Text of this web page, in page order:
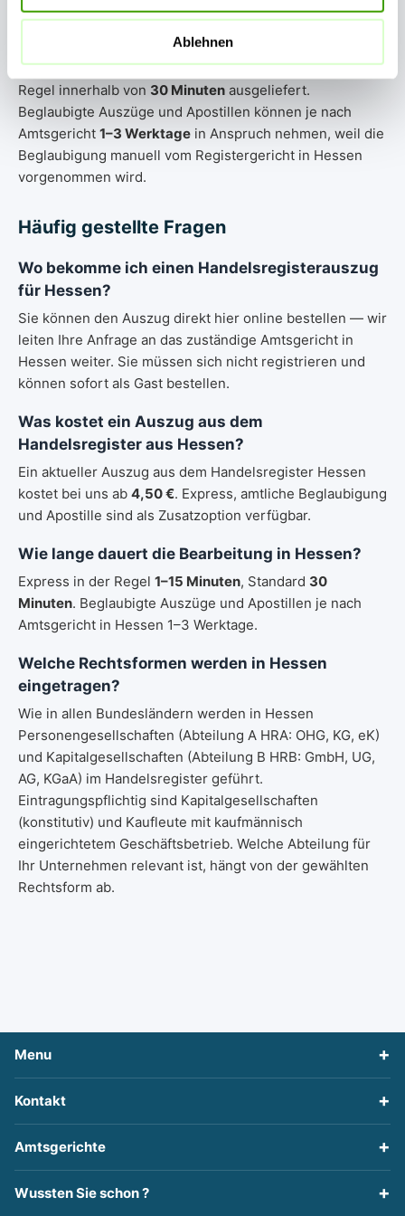
Ablehnen
Express-Bestellungen für Hessen werden in der Regel
1–15 Minutenbearbeitet und per E-Mail als
PDF zugestellt. Standard-Bestellungen werden in der
Regel innerhalb von 30 Minuten ausgeliefert.
Beglaubigte Auszüge und Apostillen können je nach
Amtsgericht 1–3 Werktage in Anspruch nehmen, weil die
Beglaubigung manuell vom Registergericht in Hessen
vorgenommen wird.
Häufig gestellte Fragen
Wo bekomme ich einen Handelsregisterauszug
für Hessen?
Sie können den Auszug direkt hier online bestellen — wir
leiten Ihre Anfrage an das zuständige Amtsgericht in
Hessen weiter. Sie müssen sich nicht registrieren und
können sofort als Gast bestellen.
Was kostet ein Auszug aus dem
Handelsregister aus Hessen?
Ein aktueller Auszug aus dem Handelsregister Hessen
kostet bei uns ab 4,50 €. Express, amtliche Beglaubigung
und Apostille sind als Zusatzoption verfügbar.
Wie lange dauert die Bearbeitung in Hessen?
Express in der Regel 1–15 Minuten, Standard 30
Minuten. Beglaubigte Auszüge und Apostillen je nach
Amtsgericht in Hessen 1–3 Werktage.
Welche Rechtsformen werden in Hessen
eingetragen?
Wie in allen Bundesländern werden in Hessen
Personengesellschaften (Abteilung A HRA: OHG, KG, eK)
und Kapitalgesellschaften (Abteilung B HRB: GmbH, UG,
AG, KGaA) im Handelsregister geführt.
Eintragungspflichtig sind Kapitalgesellschaften
(konstitutiv) und Kaufleute mit kaufmännisch
eingerichtetem Geschäftsbetrieb. Welche Abteilung für
Ihr Unternehmen relevant ist, hängt von der gewählten
Rechtsform ab.
Menu
Kontakt
Amtsgerichte
Wussten Sie schon ?